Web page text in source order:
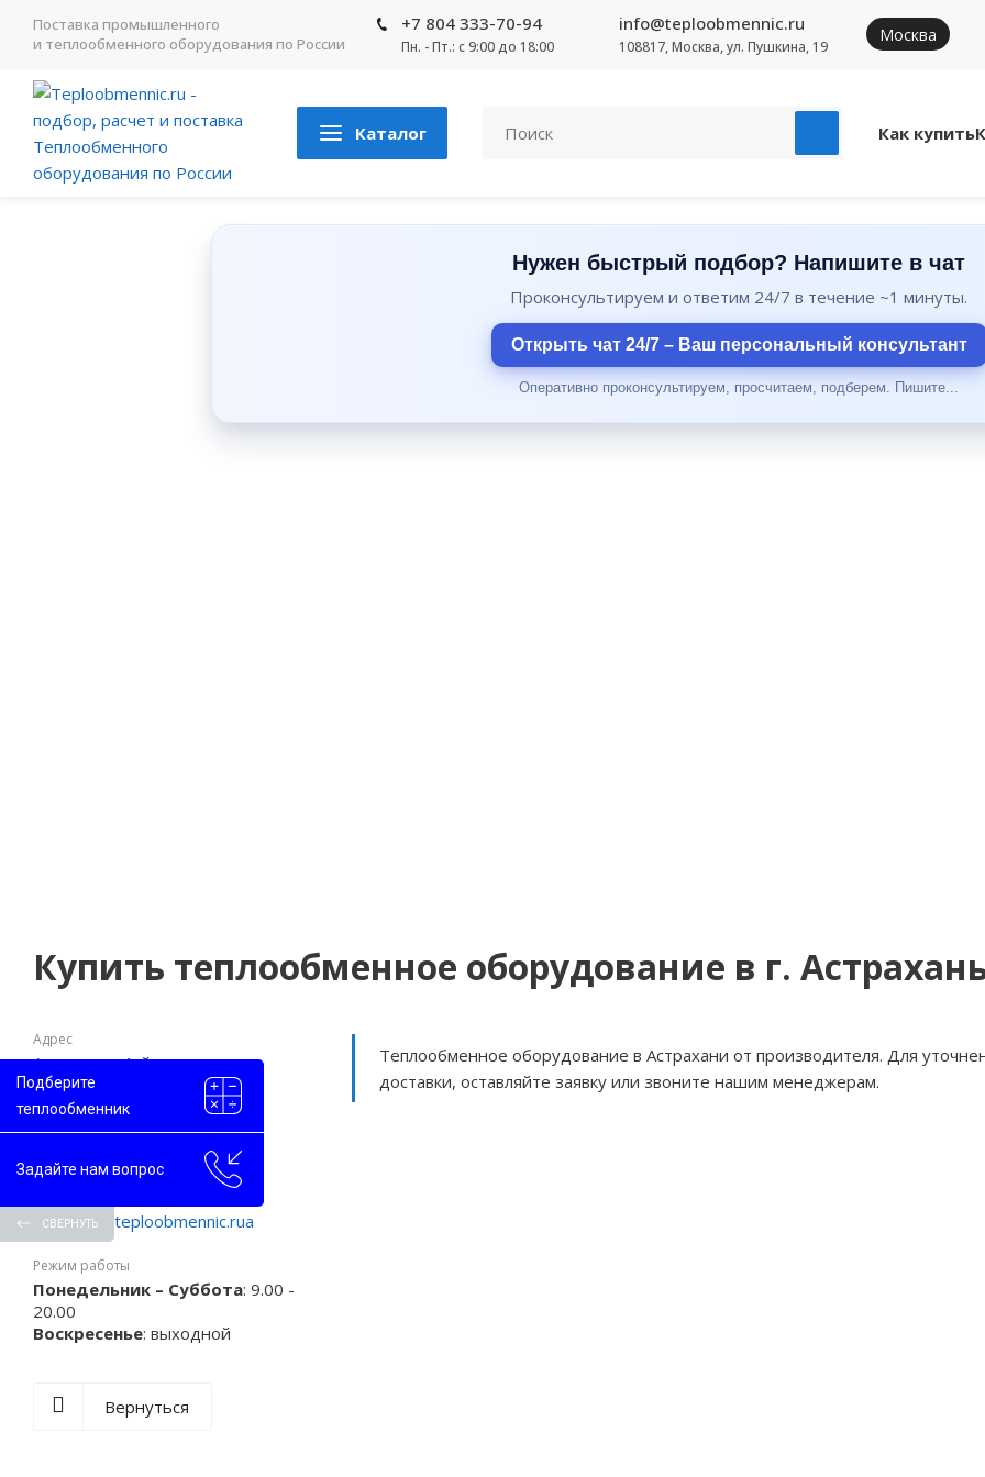
Поставка промышленного
и теплообменного оборудования по России
+7 804 333-70-94
Пн. - Пт.: с 9:00 до 18:00
info@teploobmennic.ru
108817, Москва, ул. Пушкина, 19
Москва
Каталог Как купить
Нужен быстрый подбор? Напишите в чат
Проконсультируем и ответим 24/7 в течение ~1 минуты.
Открыть чат 24/7 – Ваш персональный консультант
Оперативно проконсультируем, просчитаем, подберем. Пишите...
Купить теплообменное оборудование в г.
Адрес
Астрахань, 1-й проезд
Рождественского, 1
Телефон
astrahan@teploobmennic.rua
Режим работы
Понедельник – Суббота: 9.00 -
20.00
Воскресенье: выходной
Теплообменное оборудование в Астрахани от производителя. Для
доставки, оставляйте заявку или звоните нашим менеджерам.
Вернуться
Подберите
теплообменник
Задайте нам вопрос
СВЕРНУТЬ